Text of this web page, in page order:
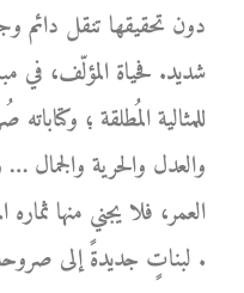
دون تحقيقها تنقل
شديد. فحياة المؤلّف، في
للمثالية المُطلقة ؛
والعدل والحرية
العمر، فلا يجني منها
لبناتٍ جديدةً إلى صروحه الخالدة .